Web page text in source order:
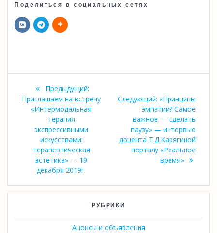
Поделиться в социальных сетях
Навигация
по
записям
Предыдущий:Предыдущая
запись:
Приглашаем на встречу
«Интермодальная
терапия
экспрессивными
искусствами:
терапевтическая
эстетика» — 19
декабря 2019г.
Следующий: Следующая
запись:
«Принципы
эмпатии? Самое
важное — сделать
паузу» — интервью
доцента Т.Д.Карягиной
порталу «Реальное
время»
РУБРИКИ
Анонсы и объявления